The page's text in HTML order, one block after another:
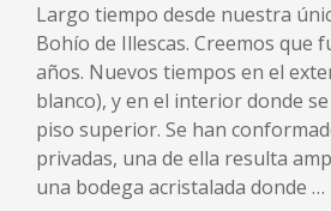
Largo tiempo desde nuestra
Bohío de Illescas. Creemos que
años. Nuevos tiempos en el
blanco), y en el interior donde
piso superior. Se han
privadas, una de ella resulta
una bodega acristalada donde …